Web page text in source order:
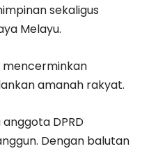
sekaligus
Melayu.
mencerminkan
amanah rakyat.
DPRD
Dengan balutan